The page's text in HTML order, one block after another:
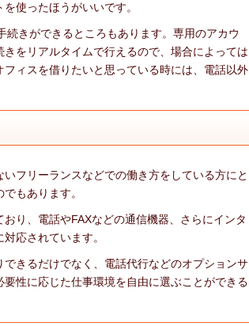
使ったほうがいいです。
きができるところもあります。専用のアカウ
をリアルタイムで行えるので、場合によっては
ィスを借りたいと思っている時には、電話以外
フリーランスなどでの働き方をしている方にと
もあります。
り、電話やFAXなどの通信機器、さらにインタ
応されています。
きるだけでなく、電話代行などのオプションサ
性に応じた仕事環境を自由に選ぶことができる